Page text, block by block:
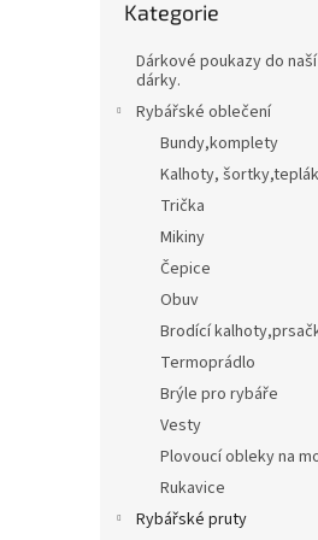
kategorie
Kategorie
Dárkové poukazy do
dárky.
Rybářské oblečení
Bundy,komplety
Kalhoty,
Trička
Mikiny
Čepice
Obuv
Brodící
Termoprádlo
Brýle pro rybáře
Vesty
Plovoucí obleky na
Rukavice
Rybářské pruty